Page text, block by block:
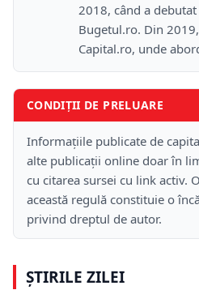
2018, când a
Bugetul.ro. Din
Capital.ro, unde
CONDIȚII DE PRELUARE
Informațiile publicate de
alte publicații online doar în
cu citarea sursei cu link activ.
această regulă constituie o
privind dreptul de autor.
ȘTIRILE ZILEI